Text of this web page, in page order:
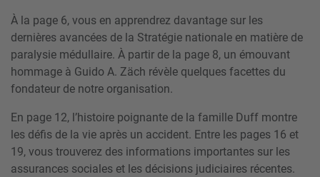
À la page 6, vous en apprendrez davantage sur les
dernières avancées de la Stratégie nationale en matière de
paralysie médullaire. À partir de la page 8, un émouvant
hommage à Guido A. Zäch révèle quelques facettes du
fondateur de notre organisation.
En page 12, l’histoire poignante de la famille Duff montre
les défis de la vie après un accident. Entre les pages 16 et
19, vous trouverez des informations importantes sur les
assurances sociales et les décisions judiciaires récentes.